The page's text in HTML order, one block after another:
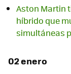
Aston Martin
híbrido que
simultáneas
02 enero